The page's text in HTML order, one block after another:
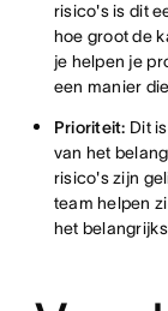
risico's is dit
hoe groot de
je helpen je
een manier
Prioriteit: Dit
van het
risico's zijn
team helpen
het